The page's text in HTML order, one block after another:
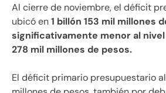
Al cierre de noviembre, el déficit
ubicó en1 billón 153 mil millones
significativamente menor al
278 mil millones de pesos.
El déficit primario presupuestario